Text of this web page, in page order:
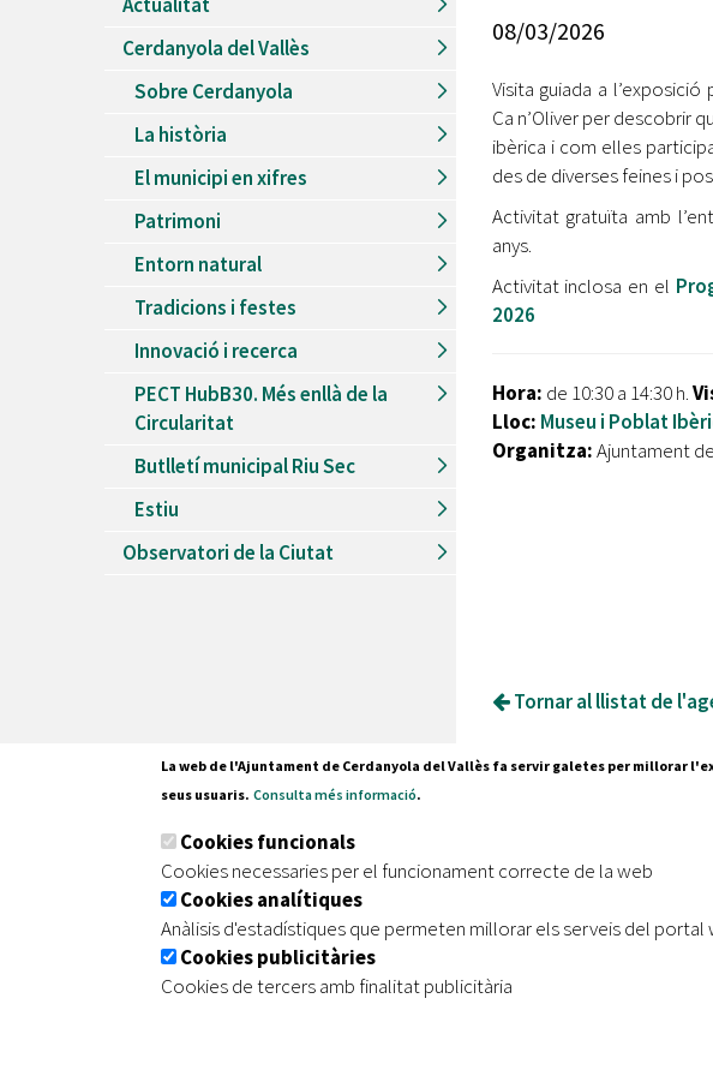
Recursos Humans
Del26/06/2026al30/08/2026
Patis oberts temporada d'estiu
Piscines d'estiu a Cerdanyola
Del01/06/2026al30/09/2026
Refugis climàtics a Cerdanyola
Jocs d'aigua del Parc Cordelles
Del01/07/2024al31/08/2026
Decorem! Conte 'La truita de nabius'
jove 2026
Cerdanyola
Barris per
l'entorn de
El FIT presenta
tret de sortida al
l'eclipsi solar
Cerdanyola del Vallès
Sobre Cerdanyola
La història
El municipi en xifres
Patrimoni
Entorn natural
Tradicions i festes
Innovació i recerca
PECT HubB30. Més enllà de la
Circularitat
Butlletí municipal Riu Sec
Estiu
Observatori de la Ciutat
08/03/2026
Visita guiada a
Ca n’Oliver per descobrir
ibèrica i com elles
des de diverses feines i
Activitat gratuïta amb
anys.
Activitat inclosa en el
2026
Hora: de 10:30 a 14:30 h.
Lloc: Museu i Poblat
Organitza:Ajuntament
Tornar al llistat de
Tel. 935 80 88 88
| Avís legal | Protecció de dades
La web de l'Ajuntament de Cerdanyola del Vallès fa servir galetes per millorar
seus usuaris. Consulta més informació.
Cookies funcionals
Cookies necessaries per el funcionament correcte de la web
Cookies analítiques
Anàlisis d'estadístiques que permeten millorar els serveis del portal
Cookies publicitàries
Cookies de tercers amb finalitat publicitària